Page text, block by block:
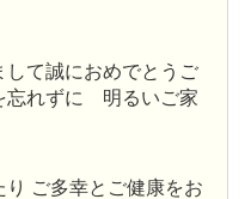
して誠におめでとうご
忘れずに 明るいご家
ご多幸とご健康をお